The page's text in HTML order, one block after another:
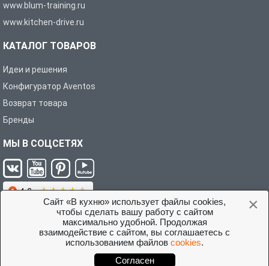
×
Сайт «В кухню» использует файлы cookies,
чтобы сделать вашу работу с сайтом
максимально удобной. Продолжая
взаимодействие с сайтом, вы соглашаетесь с
использованием файлов cookies.
Согласен
www.blum-training.ru
www.kitchen-drive.ru
КАТАЛОГ ТОВАРОВ
Идеи и решения
Конфигуратор Aventos
Возврат товара
Бренды
МЫ В СОЦСЕТЯХ
Условия соглашения с покупателем
©2026 Интернет-магазин «В кухню»
Разработано студиейSitecentriclab